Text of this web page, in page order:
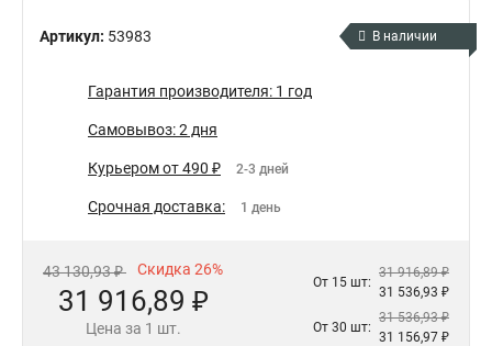
Артикул: 53983 В наличии
Гарантия производителя: 1 год
Самовывоз: 2 дня
Курьером от 490 ₽ 2-3 дней
Срочная доставка: 1 день
43 130,93 ₽ Скидка 26%
31 916,89 ₽
Цена за 1 шт.
От 15 шт:
31 916,89 ₽
31 536,93 ₽
От 30 шт:
31 536,93 ₽
31 156,97 ₽